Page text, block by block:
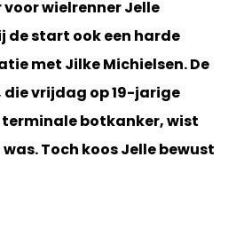
wielrenner Jelle
de start ook een harde
met Jilke Michielsen. De
vrijdag op 19-jarige
botkanker, wist
Toch koos Jelle bewust